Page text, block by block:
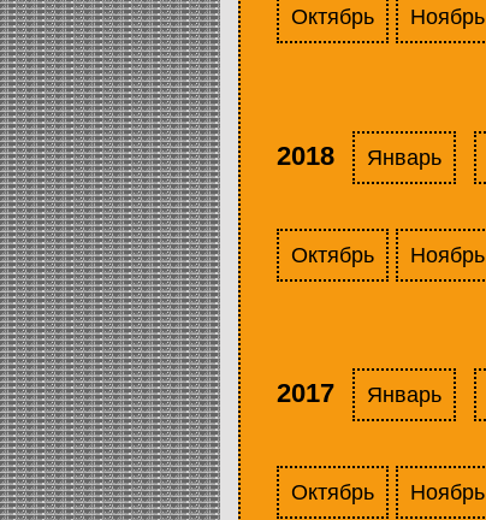
Октябрь Ноябрь
2018 Январь
Октябрь Ноябрь
2017 Январь
Октябрь Ноябрь